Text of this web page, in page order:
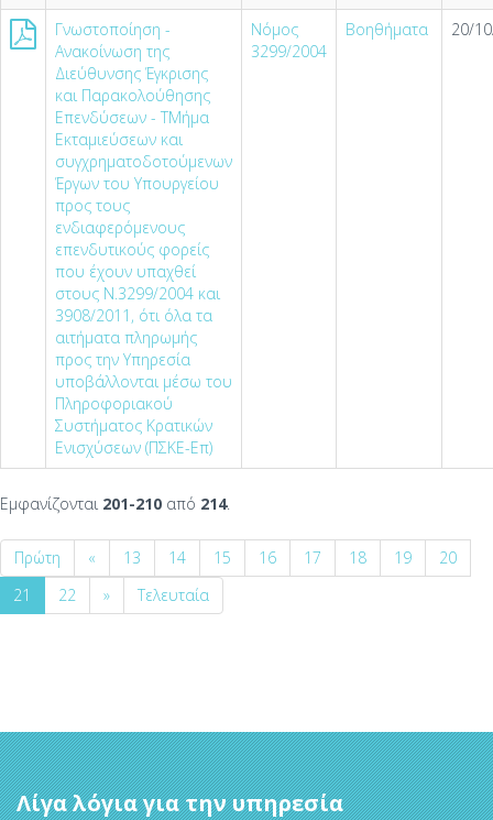
Γνωστοποίηση -
Ανακοίνωση της
Διεύθυνσης Έγκρισης
και Παρακολούθησης
Επενδύσεων - ΤΜήμα
Εκταμιεύσεων και
συγχρηματοδοτούμενων
Έργων του Υπουργείου
προς τους
ενδιαφερόμενους
επενδυτικούς φορείς
που έχουν υπαχθεί
στους Ν.3299/2004 και
3908/2011, ότι όλα τα
αιτήματα πληρωμής
προς την Υπηρεσία
υποβάλλονται μέσω του
Πληροφοριακού
Συστήματος Κρατικών
Ενισχύσεων (ΠΣΚΕ-Επ)
Νόμος
3299/2004
Βοηθήματα 20/
Εμφανίζονται 201-210 από 214.
Πρώτη « 13 14 15 16 17 18 19
20
21
22 » Τελευταία
Λίγα λόγια για την υπηρεσία